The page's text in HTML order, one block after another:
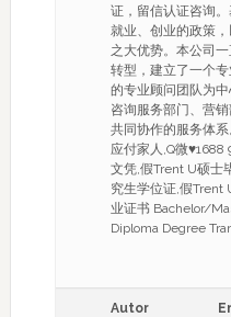
证，留信认证咨询
就业、创业的政策
之大优势。本公司
转型，建立了一个
的专业顾问团队为
咨询服务部门、营
共同协作的服务体
应付家人,Q微♥1688
文凭,假Trent U硕士
究生学位证,假Trent
业证书 Bachelor/
Diploma Degree
Autor